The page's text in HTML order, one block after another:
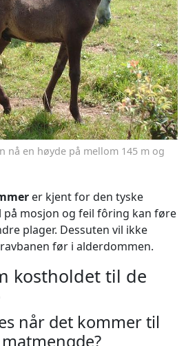
nå en høyde på mellom 145 m og
er kjent for den tyske
på mosjon og feil fôring kan føre
plager. Dessuten vil ikke
før i alderdommen.
kostholdet til de
når det kommer til